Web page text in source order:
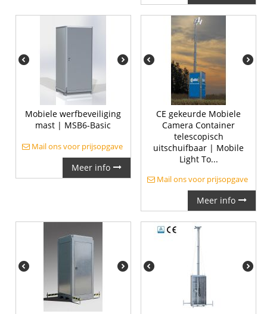
Mobiele werfbeveiliging
mast | MSB6-Basic
Mail ons voor prijsopgave
Meer info
CE gekeurde Mobiele
Camera Container
telescopisch
uitschuifbaar | Mobile
Light To...
Mail ons voor prijsopgave
Meer info